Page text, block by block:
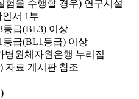
을 수행할 경우) 연구시설
서 1부
급(BL3) 이상
급(BL1등급) 이상
원체자원은행 누리집
) 자료 게시판 참조